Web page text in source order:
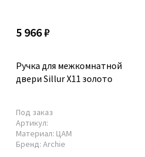
5 966 ₽
Ручка для межкомнатной
двери Sillur X11 золото
Под заказ
Артикул:
Материал: ЦАМ
Бренд: Archie